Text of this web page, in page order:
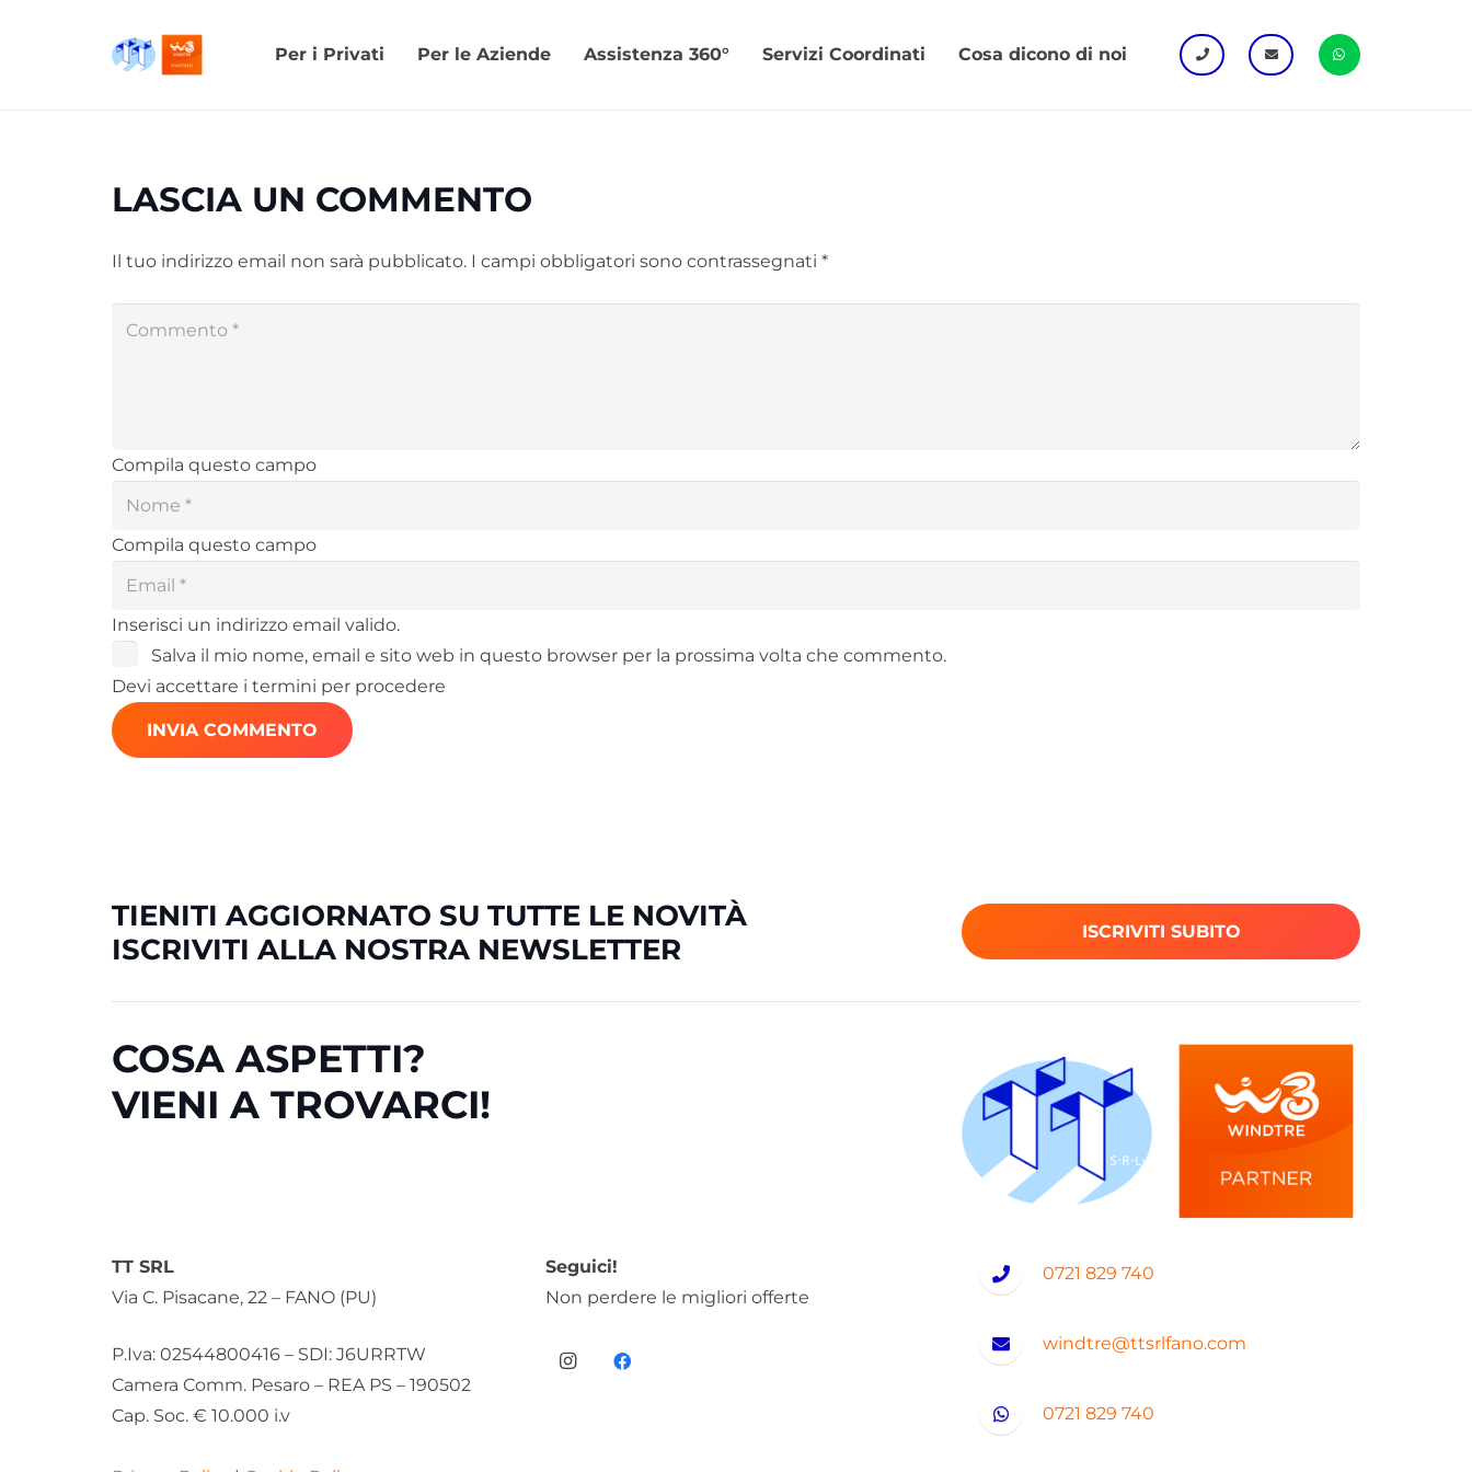
Per i Privati Per le Aziende Assistenza 360° Servizi Coordinati Cosa dicono di noi
LASCIA UN COMMENTO
Il tuo indirizzo email non sarà pubblicato. I campi obbligatori sono contrassegnati *
Compila questo campo
Compila questo campo
Inserisci un indirizzo email valido.
Salva il mio nome, email e sito web in questo browser per la prossima volta che commento.
Devi accettare i termini per procedere
INVIA COMMENTO
TIENITI AGGIORNATO SU TUTTE LE NOVITÀ
ISCRIVITI ALLA NOSTRA NEWSLETTER
ISCRIVITI SUBITO
COSA ASPETTI?
VIENI A TROVARCI!
TT SRL
Via C. Pisacane, 22 – FANO (PU)
P.Iva: 02544800416 – SDI: J6URRTW
Camera Comm. Pesaro – REA PS – 190502
Cap. Soc. € 10.000 i.v
Seguici!
Non perdere le migliori offerte
0721 829 740
windtre@ttsrlfano.com
0721 829 740